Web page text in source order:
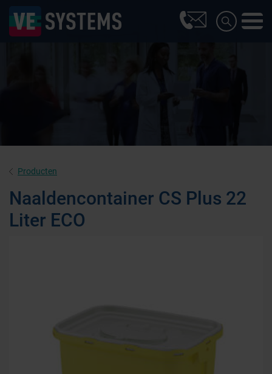
Producten
Naaldencontainer CS Plus 22
Liter ECO